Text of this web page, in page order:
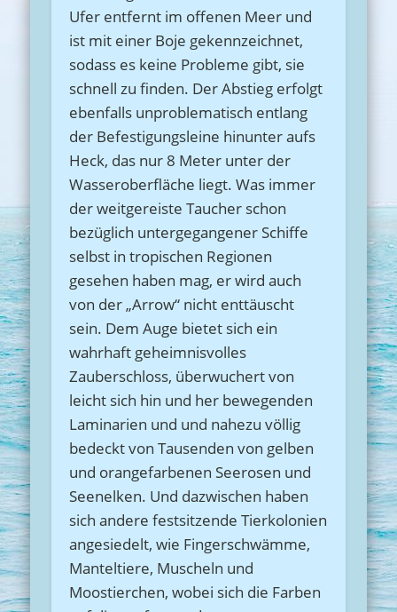
Ufer entfernt im offenen Meer und
ist mit einer Boje gekennzeichnet,
sodass es keine Probleme gibt, sie
schnell zu finden. Der Abstieg erfolgt
ebenfalls unproblematisch entlang
der Befestigungsleine hinunter aufs
Heck, das nur 8 Meter unter der
Wasseroberfläche liegt. Was immer
der weitgereiste Taucher schon
bezüglich untergegangener Schiffe
selbst in tropischen Regionen
gesehen haben mag, er wird auch
von der „Arrow“ nicht enttäuscht
sein. Dem Auge bietet sich ein
wahrhaft geheimnisvolles
Zauberschloss, überwuchert von
leicht sich hin und her bewegenden
Laminarien und und nahezu völlig
bedeckt von Tausenden von gelben
und orangefarbenen Seerosen und
Seenelken. Und dazwischen haben
sich andere festsitzende Tierkolonien
angesiedelt, wie Fingerschwämme,
Manteltiere, Muscheln und
Moostierchen, wobei sich die Farben